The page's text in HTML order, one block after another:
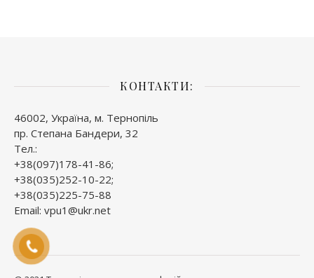
КОНТАКТИ:
46002, Україна, м. Тернопіль
пр. Степана Бандери, 32
Тел.:
+38(097)178-41-86;
+38(035)252-10-22;
+38(035)225-75-88
Email: vpu1@ukr.net